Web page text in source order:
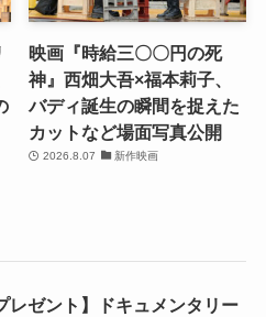
映画『時給三〇〇円の死
神』西畑大吾×福本莉子、
バディ誕生の瞬間を捉えた
カットなど場面写真公開
2026.8.07 新作映画
レゼント】ドキュメンタリー